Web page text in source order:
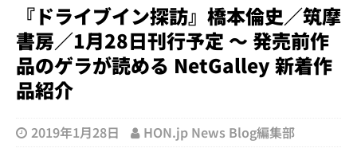
『ドライブイン探訪』橋本倫史／筑摩
書房／1月28日刊行予定 ～ 発売前作
品のゲラが読める NetGalley 新着作
品紹介
2019年1月28日 HON.jp News Blog編集部